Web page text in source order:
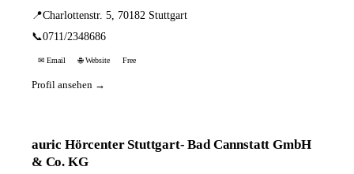
📍Charlottenstr. 5, 70182 Stuttgart
📞0711/2348686
✉ Email 🌐 Website Free
Profil ansehen →
auric Hörcenter Stuttgart- Bad Cannstatt GmbH
& Co. KG